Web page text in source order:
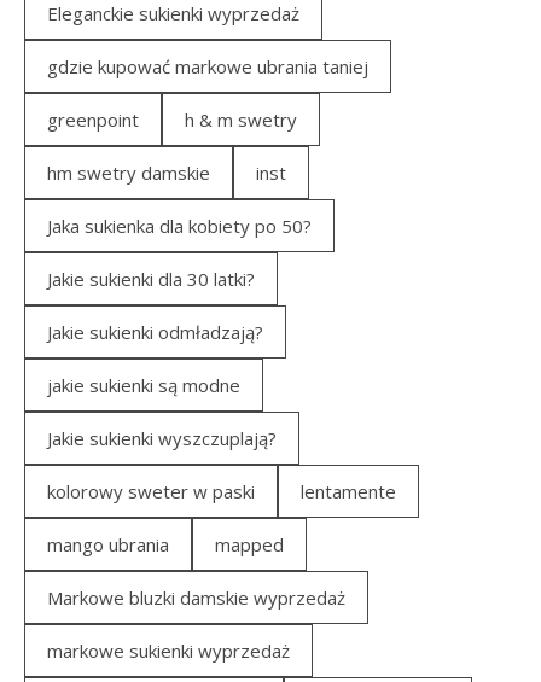
Eleganckie sukienki wyprzedaż
gdzie kupować markowe ubrania taniej
greenpoint h & m swetry
hm swetry damskie inst
Jaka sukienka dla kobiety po 50?
Jakie sukienki dla 30 latki?
Jakie sukienki odmładzają?
jakie sukienki są modne
Jakie sukienki wyszczuplają?
kolorowy sweter w paski lentamente
mango ubrania mapped
Markowe bluzki damskie wyprzedaż
markowe sukienki wyprzedaż